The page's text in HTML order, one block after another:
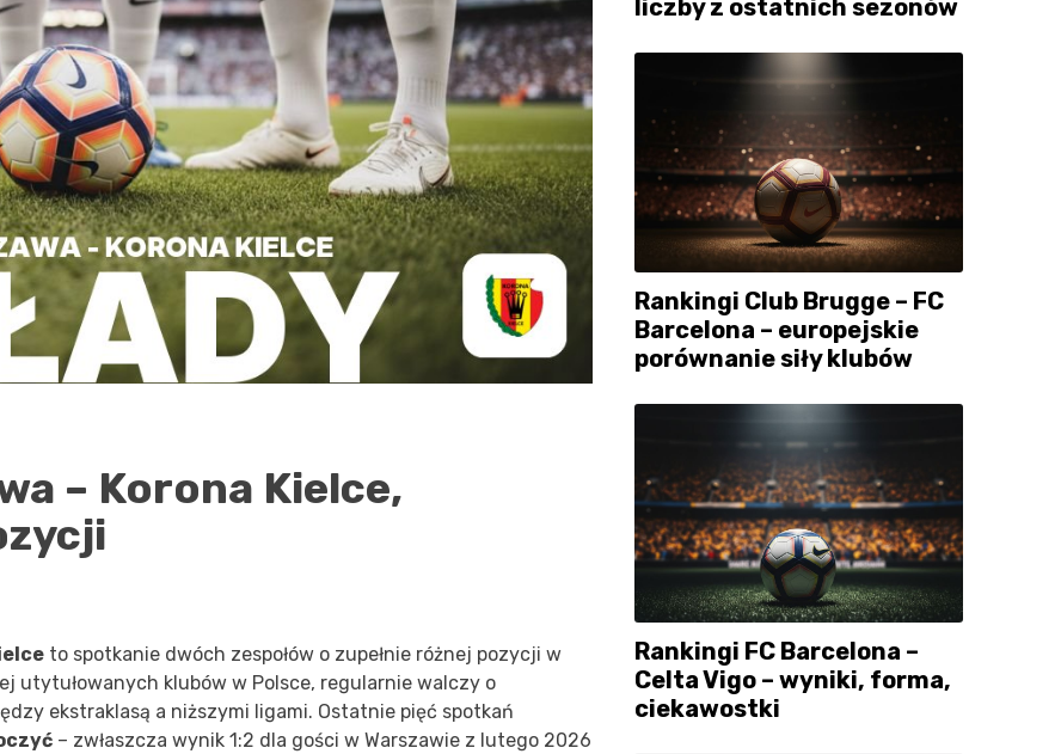
– Korona Kielce,
to spotkanie dwóch zespołów o zupełnie różnej pozycji w
utytułowanych klubów w Polsce, regularnie walczy o
ekstraklasą a niższymi ligami. Ostatnie pięć spotkań
– zwłaszcza wynik 1:2 dla gości w Warszawie z lutego 2026
liczby z ostatnich sezonów
Rankingi Club Brugge – FC
Barcelona – europejskie
porównanie siły klubów
Rankingi FC Barcelona –
Celta Vigo – wyniki, forma,
ciekawostki